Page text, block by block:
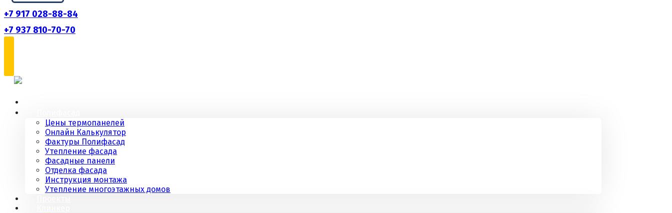
+7 917 028-88-84
+7 937 810-70-70
Цены термопанелей
Онлайн Калькулятор
Фактуры Полифасад
Утепление фасада
Фасадные панели
Отделка фасада
Инструкция монтажа
Утепление многоэтажных домов